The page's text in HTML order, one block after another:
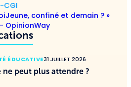
CGI
confiné et demain ? »
OpinionWay
ÉDUCATIVE31 JUILLET 2026
ne peut plus attendre ?